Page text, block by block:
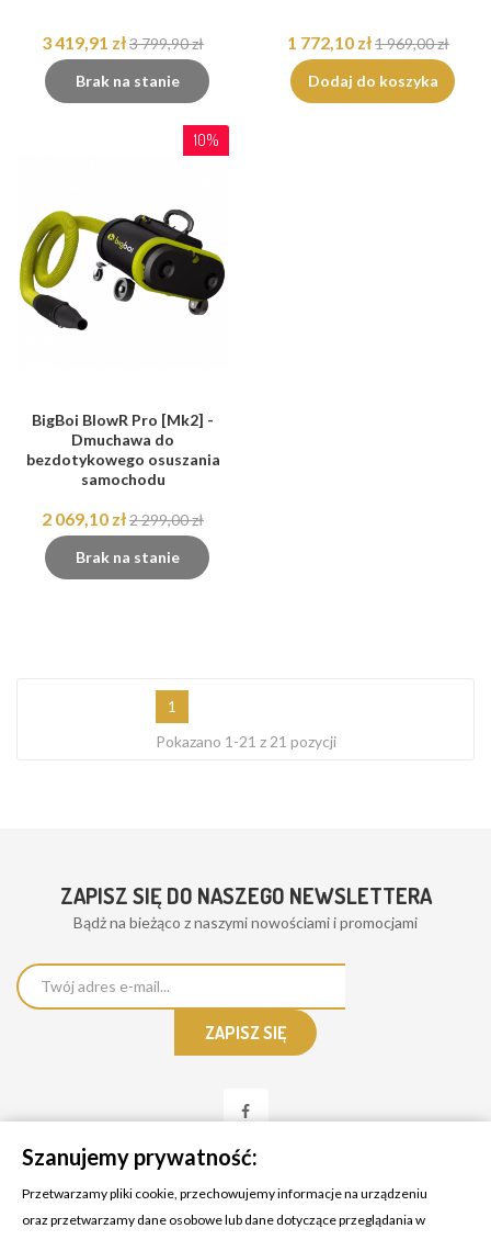
3 419,91 zł3 799,90 zł
Brak na stanie
1 772,10 zł1 969,00 zł
Dodaj do koszyka
10%
BigBoi BlowR Pro [Mk2] -
Dmuchawa do
bezdotykowego osuszania
samochodu
2 069,10 zł2 299,00 zł
Brak na stanie
1
Pokazano 1-21 z 21 pozycji
ZAPISZ SIĘ DO NASZEGO NEWSLETTERA
Bądż na bieżąco z naszymi nowościami i promocjami
Szanujemy prywatność:
Przetwarzamy pliki cookie, przechowujemy informacje na urządzeniu
oraz przetwarzamy dane osobowe lub dane dotyczące przeglądania w